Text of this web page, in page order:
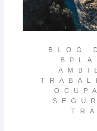
BLOG